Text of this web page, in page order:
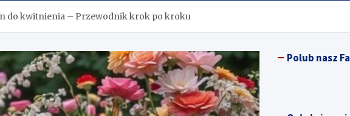
do kwitnienia – Przewodnik krok po kroku
Polub nasz